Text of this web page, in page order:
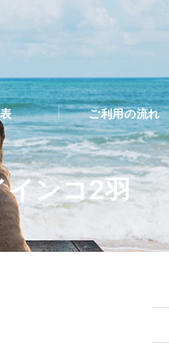
インコ2羽
ご利用の流れ